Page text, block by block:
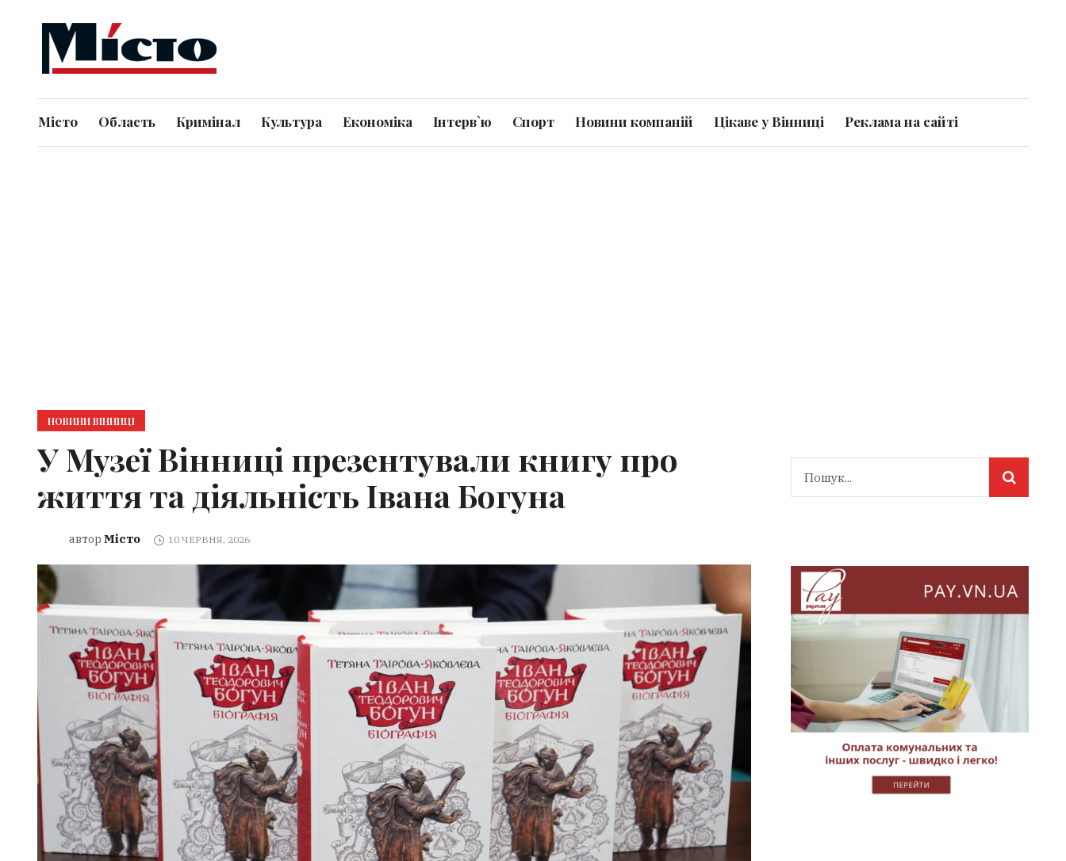
Місто Область Кримінал Культура Економіка Інтерв`ю Спорт Новини компаній Цікаве у Вінниці Реклама на сайті
НОВИНИ ВІННИЦІ
У Музеї Вінниці презентували книгу про
життя та діяльність Івана Богуна
автор Місто 10 ЧЕРВНЯ, 2026